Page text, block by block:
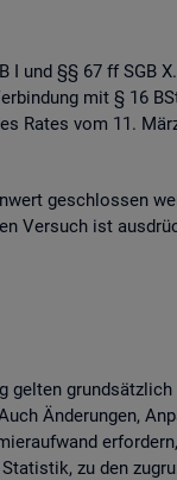
und §§ 67 ff SGB
mit § 16
Rates vom 11.
ge­schlos­sen
Ver­such ist
grund­sätz­lich
Än­de­run­gen,
zu den